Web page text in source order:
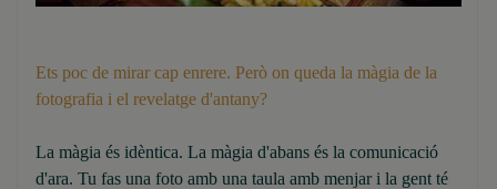
Ets poc de mirar cap enrere. Però on queda la màgia de la
fotografia i el revelatge d'antany?
La màgia és idèntica. La màgia d'abans és la comunicació
d'ara. Tu fas una foto amb una taula amb menjar i la gent té